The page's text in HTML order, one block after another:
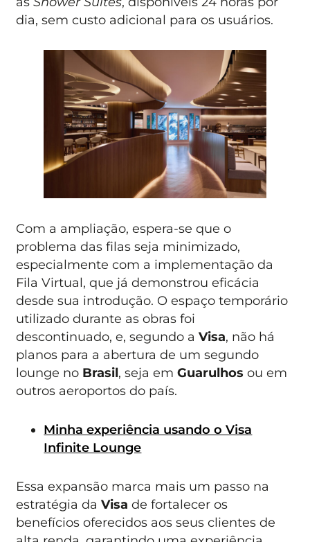
dia, sem custo adicional para os usuários.
Com a ampliação, espera-se que o
problema das filas seja minimizado,
especialmente com a implementação da
Fila Virtual, que já demonstrou eficácia
desde sua introdução. O espaço temporário
utilizado durante as obras foi
descontinuado, e, segundo aVisa, não há
planos para a abertura de um segundo
lounge no Brasil, seja emGuarulhosou em
outros aeroportos do país.
Minha experiência usando o Visa
Infinite Lounge
Essa expansão marca mais um passo na
estratégia daVisade fortalecer os
benefícios oferecidos aos seus clientes de